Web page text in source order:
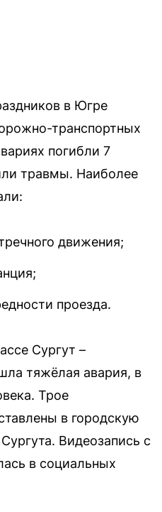
в Югре
транспортных
погибли 7
травмы. Наиболее
движения;
проезда.
Сургут –
тяжёлая авария, в
Трое
в городскую
Видеозапись с
в социальных